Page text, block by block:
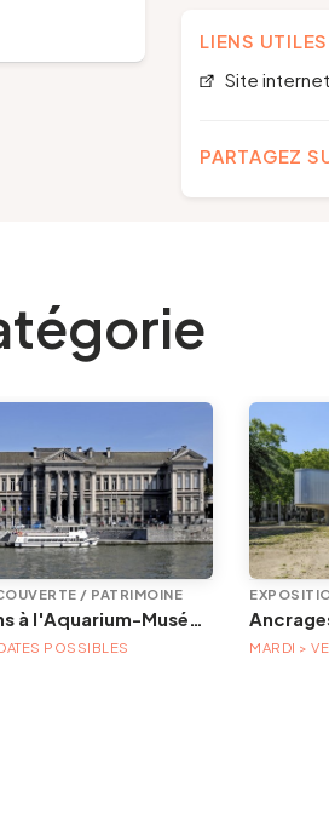
LIENS UTILES
Site internet
PARTAGEZ
/ PATRIMOINE
Animations à l'Aquarium-Muséum
POSSIBLES